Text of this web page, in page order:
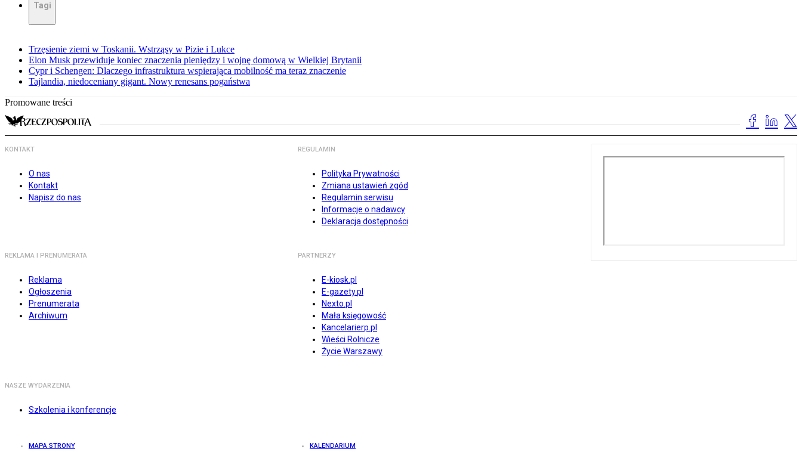
Tagi
Trzęsienie ziemi w Toskanii. Wstrząsy w Pizie i Lukce
Elon Musk przewiduje koniec znaczenia pieniędzy i wojnę domową w Wielkiej Brytanii
Cypr i Schengen: Dlaczego infrastruktura wspierająca mobilność ma teraz znaczenie
Tajlandia, niedoceniany gigant. Nowy renesans pogaństwa
Promowane treści
KONTAKT
O nas
Kontakt
Napisz do nas
REGULAMIN
Polityka Prywatności
Zmiana ustawień zgód
Regulamin serwisu
Informacje o nadawcy
Deklaracja dostępności
REKLAMA I PRENUMERATA
Reklama
Ogłoszenia
Prenumerata
Archiwum
PARTNERZY
E-kiosk.pl
E-gazety.pl
Nexto.pl
Mała księgowość
Kancelarierp.pl
Wieści Rolnicze
Życie Warszawy
NASZE WYDARZENIA
Szkolenia i konferencje
MAPA STRONY KALENDARIUM